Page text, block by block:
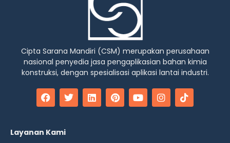
Cipta Sarana Mandiri (CSM) merupakan perusahaan
nasional penyedia jasa pengaplikasian bahan kimia
konstruksi, dengan spesialisasi aplikasi lantai industri.
Layanan Kami